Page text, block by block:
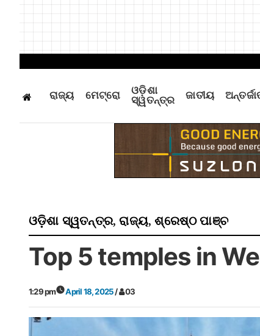
ରାଜ୍ୟ ମେଟ୍ରୋ
ଓଡ଼ିଶା
ସ୍ୱତନ୍ତ୍ର
ଜାତୀୟ
ଓଡ଼ିଶା ସ୍ୱତନ୍ତ୍ର,ରାଜ୍ୟ,ଶ୍ରେଷ୍ଠ ପାଞ୍ଚ
Top 5 temples in
1:29 pm April 18, 2025/ 03